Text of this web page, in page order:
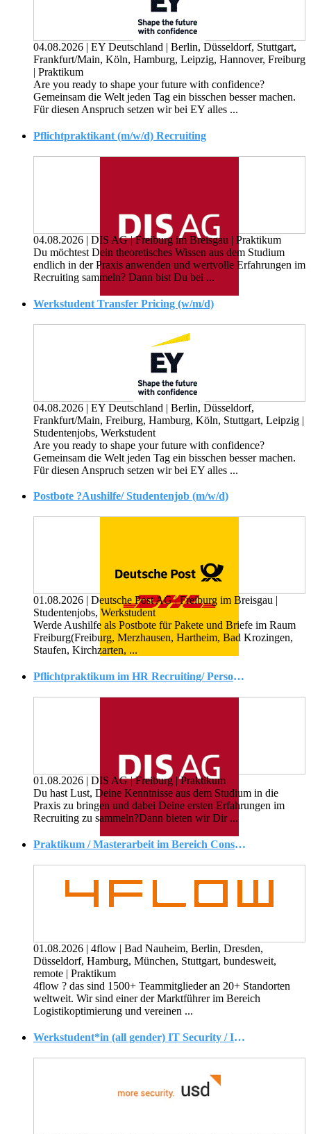
04.08.2026 | EY Deutschland | Berlin, Düsseldorf, Stuttgart,
Frankfurt/Main, Köln, Hamburg, Leipzig, Hannover, Freiburg
| Praktikum
Are you ready to shape your future with confidence?
Gemeinsam die Welt jeden Tag ein bisschen besser machen.
Für diesen Anspruch setzen wir bei EY alles ...
Pflichtpraktikant (m/w/d) Recruiting
04.08.2026 | DIS AG| Freiburg im Breisgau | Praktikum
Du möchtest Dein theoretisches Wissen aus dem Studium
endlich in der Praxis anwenden und wertvolle Erfahrungen im
Recruiting sammeln? Dann bist Du bei ...
Werkstudent Transfer Pricing (w/m/d)
04.08.2026 | EY Deutschland | Berlin, Düsseldorf,
Frankfurt/Main, Freiburg, Hamburg, Köln, Stuttgart, Leipzig |
Studentenjobs, Werkstudent
Are you ready to shape your future with confidence?
Gemeinsam die Welt jeden Tag ein bisschen besser machen.
Für diesen Anspruch setzen wir bei EY alles ...
Postbote ?Aushilfe/ Studentenjob (m/w/d)
01.08.2026 | Deutsche Post AG| Freiburg im Breisgau |
Studentenjobs, Werkstudent
Werde Aushilfe als Postbote für Pakete und Briefe im Raum
Freiburg(Freiburg, Merzhausen, Hartheim, Bad Krozingen,
Staufen, Kirchzarten, ...
Pflichtpraktikum im HR Recruiting/ Personalwesen (m/w/d)
01.08.2026 | DIS AG| Freiburg | Praktikum
Du hast Lust, Deine Kenntnisse aus dem Studium in die
Praxis zu bringen und dabei Deine ersten Erfahrungen im
Recruiting zu sammeln?Dann bieten wir Dir ...
Praktikum / Masterarbeit im Bereich Consulting - Logistik & Supply Chain Management (d/w/m)
01.08.2026 | 4flow | Bad Nauheim, Berlin, Dresden,
Düsseldorf, Hamburg, München, Stuttgart, bundesweit,
remote | Praktikum
4flow ? das sind 1500+ Teammitglieder an 20+ Standorten
weltweit. Wir sind einer der Marktführer im Bereich
Logistikoptimierung und vereinen ...
Werkstudent*in (all gender) IT Security / Informationssicherheit